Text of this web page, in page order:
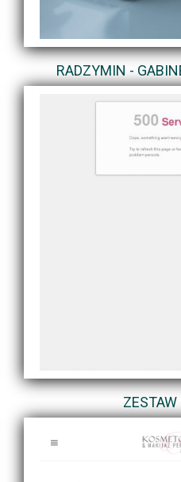
RADZYMIN -